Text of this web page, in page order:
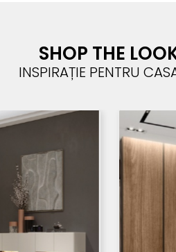
SHOP THE
INSPIRAȚIE PENTRU